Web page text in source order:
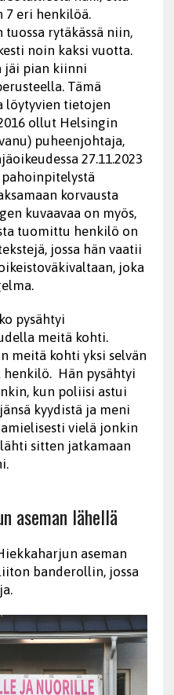
7 eri henkilöä.
rytäkässä niin,
noin kaksi vuotta.
jäi pian kiinni
Tämä
löytyvien tietojen
ollut Helsingin
puheenjohtaja,
27.11.2023
pahoinpitelystä
korvausta
kuvaavaa on myös,
tuomittu henkilö on
jossa hän vaatii
joka
pysähtyi
meitä kohti.
meitä kohti yksi selvän
Hän pysähtyi
kun poliisi astui
kyydistä ja meni
vielä jonkin
sitten jatkamaan
aseman lähellä
aseman
banderollin, jossa